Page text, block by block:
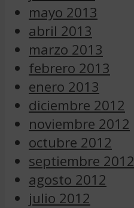
mayo 2013
abril 2013
marzo 2013
febrero 2013
enero 2013
diciembre 2012
noviembre 2012
octubre 2012
septiembre 2012
agosto 2012
julio 2012